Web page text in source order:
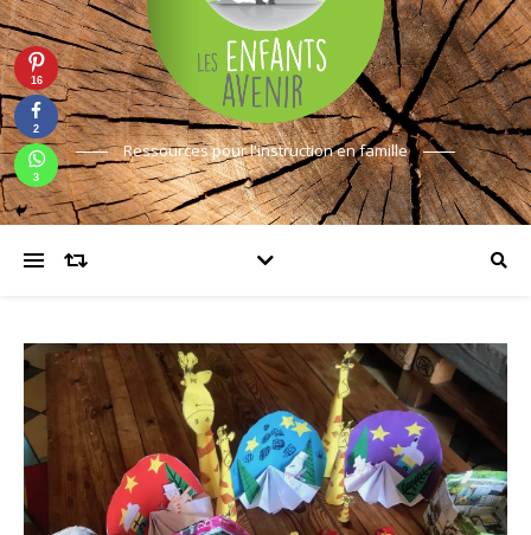
Ressources pour l'instruction en famille
16
2
3